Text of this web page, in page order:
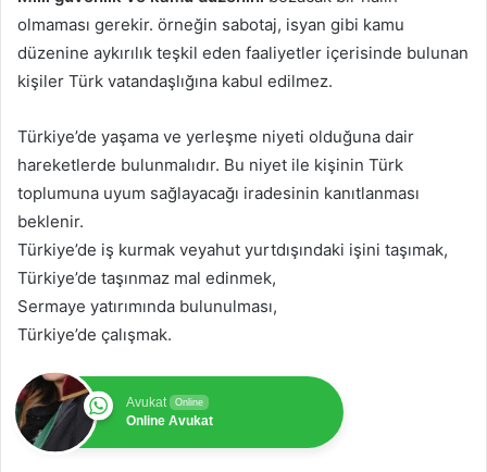
olmaması gerekir. örneğin sabotaj, isyan gibi kamu
düzenine aykırılık teşkil eden faaliyetler içerisinde bulunan
kişiler Türk vatandaşlığına kabul edilmez.
Türkiye’de yaşama ve yerleşme niyeti olduğuna dair
hareketlerde bulunmalıdır. Bu niyet ile kişinin Türk
toplumuna uyum sağlayacağı iradesinin kanıtlanması
beklenir.
Türkiye’de iş kurmak veyahut yurtdışındaki işini taşımak,
Türkiye’de taşınmaz mal edinmek,
Sermaye yatırımında bulunulması,
Türkiye’de çalışmak.
Avukat Online
Online Avukat